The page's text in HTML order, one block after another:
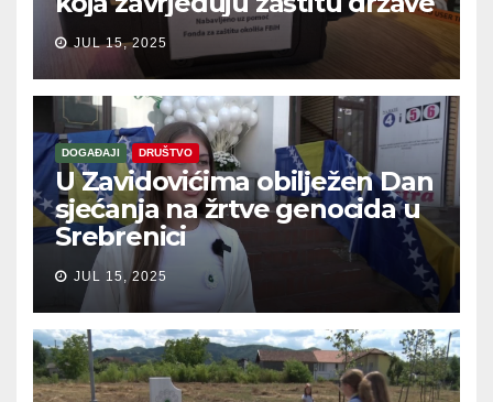
JUL 15, 2025
DOGAĐAJI DRUŠTVO
U Zavidovićima obilježen Dan
sjećanja na žrtve genocida u
Srebrenici
JUL 15, 2025